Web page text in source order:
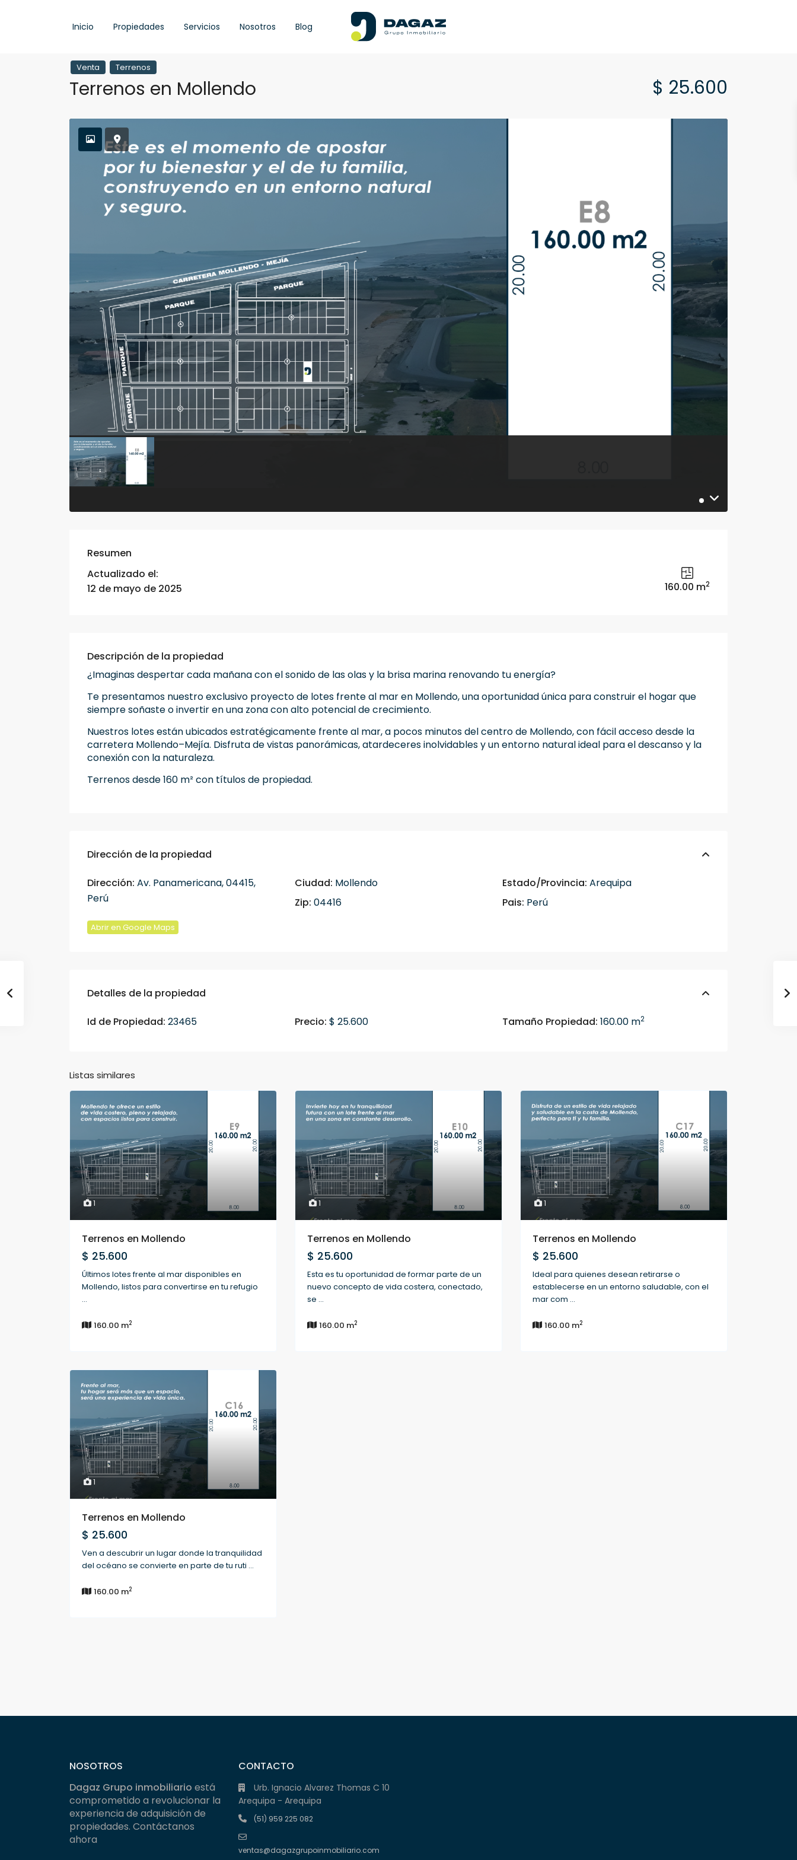
Inicio Propiedades Servicios Nosotros Blog
Venta Terrenos
Terrenos en Mollendo $ 25.600
Resumen
Actualizado el:
12 de mayo de 2025
160.00 m2
Descripción de la propiedad
¿Imaginas despertar cada mañana con el sonido de las olas y la brisa marina renovando tu energía?
Te presentamos nuestro exclusivo proyecto de lotes frente al mar en Mollendo, una oportunidad única para construir el hogar que
siempre soñaste o invertir en una zona con alto potencial de crecimiento.
Nuestros lotes están ubicados estratégicamente frente al mar, a pocos minutos del centro de Mollendo, con fácil acceso desde la
carretera Mollendo–Mejía. Disfruta de vistas panorámicas, atardeceres inolvidables y un entorno natural ideal para el descanso y la
conexión con la naturaleza.
Terrenos desde 160 m² con títulos de propiedad.
Dirección de la propiedad
Dirección: Av. Panamericana, 04415,
Perú
Ciudad: Mollendo Estado/Provincia: Arequipa
Zip: 04416 Pais: Perú
Abrir en Google Maps
Detalles de la propiedad
Id de Propiedad: 23465 Precio: $ 25.600 Tamaño Propiedad: 160.00 m2
Listas similares
1
Terrenos en Mollendo
$ 25.600
Últimos lotes frente al mar disponibles en
Mollendo, listos para convertirse en tu refugio
...
160.00 m2
1
Terrenos en Mollendo
$ 25.600
Esta es tu oportunidad de formar parte de un
nuevo concepto de vida costera, conectado,
se ...
160.00 m2
1
Terrenos en Mollendo
$ 25.600
Ideal para quienes desean retirarse o
establecerse en un entorno saludable, con el
mar com ...
160.00 m2
1
Terrenos en Mollendo
$ 25.600
Ven a descubrir un lugar donde la tranquilidad
del océano se convierte en parte de tu ruti ...
160.00 m2
NOSOTROS
Dagaz Grupo inmobiliario está
comprometido a revolucionar la
experiencia de adquisición de
propiedades. Contáctanos
ahora
CONTACTO
Urb. Ignacio Alvarez Thomas C 10
Arequipa - Arequipa
(51) 959 225 082
ventas@dagazgrupoinmobiliario.com